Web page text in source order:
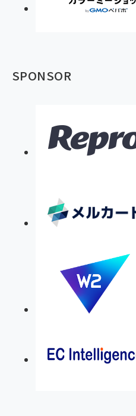
SPONSOR